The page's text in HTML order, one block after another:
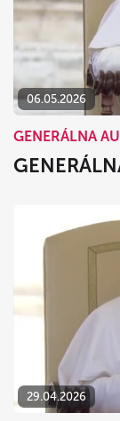
06.05.2026
GENERÁLNA
29.04.2026